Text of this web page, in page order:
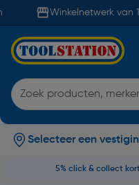
Winkelnetwerk van 16
Selecteer een
5% click & collect